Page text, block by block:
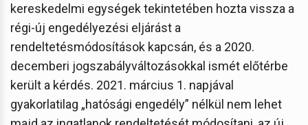
kereskedelmi egységek tekintetében hozta vissza a
régi-új engedélyezési eljárást a
rendeltetésmódosítások kapcsán, és a 2020.
decemberi jogszabályváltozásokkal ismét előtérbe
került a kérdés. 2021. március 1. napjával
gyakorlatilag „hatósági engedély” nélkül nem lehet